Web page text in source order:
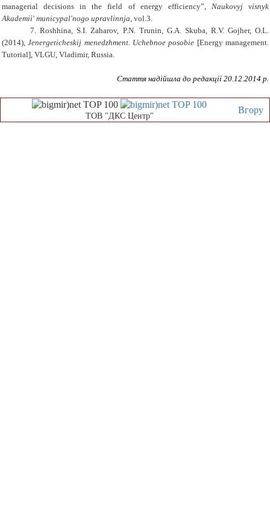
managerial decisions in the field of energy efficiency”, Naukovyj visnyk
Akademii' municypal'nogo upravlinnja, vol.3.
7. Roshhina, S.I. Zaharov, P.N. Trunin, G.A. Skuba, R.V. Gojher, O.L.
(2014),Jenergeticheskij menedzhment. Uchebnoe posobie [Energy management.
Tutorial], VLGU, Vladimir, Russia.
Стаття надійшла до редакції 20.12.2014 р.
Вгору
ТОВ "ДКС Центр"